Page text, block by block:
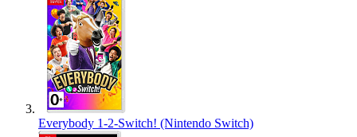
Everybody 1-2-Switch! (Nintendo Switch)